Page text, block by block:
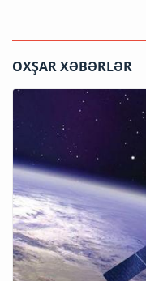
OXŞAR XƏBƏRLƏR